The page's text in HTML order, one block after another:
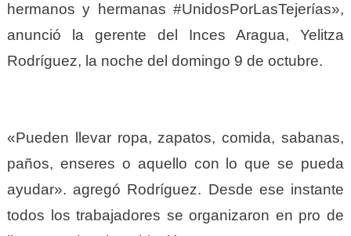
hermanos y hermanas #UnidosPorLasTejerías»,
anunció la gerente del Inces Aragua, Yelitza
Rodríguez, la noche del domingo 9 de octubre.
«Pueden llevar ropa, zapatos, comida, sabanas,
paños, enseres o aquello con lo que se pueda
ayudar». agregó Rodríguez. Desde ese instante
todos los trabajadores se organizaron en pro de